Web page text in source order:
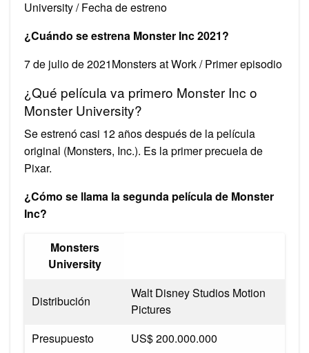
University / Fecha de estreno
¿Cuándo se estrena Monster Inc 2021?
7 de julio de 2021Monsters at Work / Primer episodio
¿Qué película va primero Monster Inc o
Monster University?
Se estrenó casi 12 años después de la película
original (Monsters, Inc.). Es la primer precuela de
Pixar.
¿Cómo se llama la segunda película de Monster
Inc?
Monsters
University
Distribución
Walt Disney Studios Motion
Pictures
Presupuesto
US$ 200.000.000